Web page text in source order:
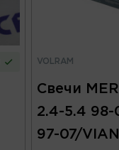
VOLRAM
Свечи
2.4-5.4
97-07/